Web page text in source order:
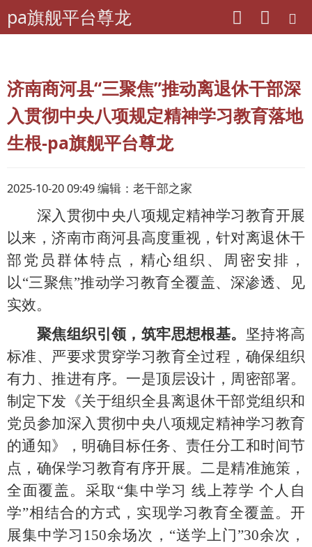
pa旗舰平台尊龙
pa旗舰平台尊龙 山东老干部工作
济南商河县“三聚焦”推动离退休干部深
入贯彻中央八项规定精神学习教育落地
生根-pa旗舰平台尊龙
2025-10-20 09:49 编辑：老干部之家
深入贯彻中央八项规定精神学习教育开展
以来，济南市商河县高度重视，针对离退休干
部党员群体特点，精心组织、周密安排，
以“三聚焦”推动学习教育全覆盖、深渗透、见
实效。
聚焦组织引领，筑牢思想根基。 坚持将高
标准、严要求贯穿学习教育全过程，确保组织
有力、推进有序。 一是顶层设计，周密部署。
制定下发《关于组织全县离退休干部党组织和
党员参加深入贯彻中央八项规定精神学习教育
的通知》，明确目标任务、责任分工和时间节
点，确保学习教育有序开展。二是精准施策，
全面覆盖。采取 “集中学习 线上荐学 个人自
学”相结合的方式，实现学习教育全覆盖。开
展集中学习 150余场次，“送学上门”30余次，